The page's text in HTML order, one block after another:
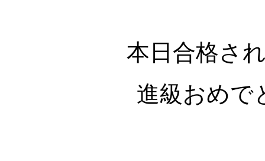
本日合格さ
進級おめで